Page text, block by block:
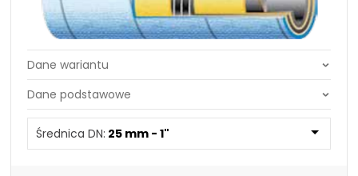
Średnica DN:
Średnica DN:
50,8 mm - 2"
Średnica DN: 25 mm - 1"